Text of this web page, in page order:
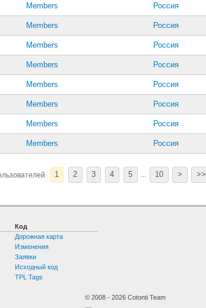
Members Россия
Members Россия
Members Россия
Members Россия
Members Россия
Members Россия
Members Россия
Members Россия
1 2 3 4 5 10 > >>
Код
Дорожная карта
Изменения
Заявки
Исходный код
TPL Tags
© 2008 - 2026 Cotonti Team